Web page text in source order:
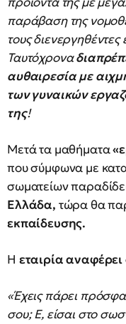
παράβαση της
τους
Ταυτόχρονα
αυθαιρεσία με
των γυναικών
της!
Μετά τα μαθήματα
που σύμφωνα με
σωματείων
Ελλάδα, τώρα θα
εκπαίδευσης.
Η εταιρία αναφέρει
«Έχεις πάρει
σου; Ε, είσαι στο